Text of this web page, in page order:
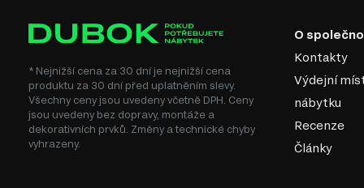
* Nejnižší cena za 30 dní je nejnižší cena
produktu za 30 dní před uplatněním slevy.
Všechny ceny jsou uvedeny včetně DPH. Ceny
jsou uvedeny bez dopravy, montáže a
dekorativních prvků. Změny a technické chyby
vyhrazeny.
O
Kontakty
Výdejní
nábytku
Recenze
Články